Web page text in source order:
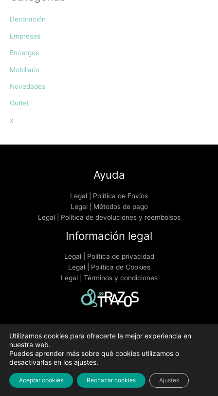
Decoración
Empresas
Encargos
Mobiliario
Novedades
Outlet
x
Ayuda
Legal | Política de Envíos
Legal | Métodos de pago
Legal | Política de devoluciones y reembolsos
Información legal
Legal | Política de privacidad
Legal | Política de Cookies
Legal | Términos y condiciones
Buscar
89TRAZOS | Copyright © 2026 | 89trazos.com
Utilizamos cookies para ofrecerte la mejor experiencia en
nuestra web.
Puedes aprender más sobre qué cookies utilizamos o
desactivarlas en los ajustes.
Aceptar cookies Rechazar cookies Ajustes